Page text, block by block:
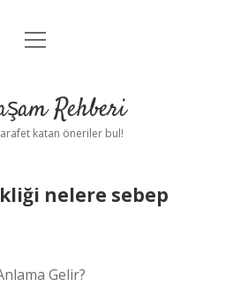
Anasayfa
Uyarı
menüyü
Rehberi
katan öneriler bul!
nelere sebep
Gelir?